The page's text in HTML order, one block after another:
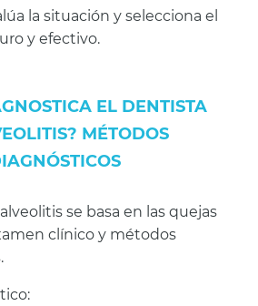
la situación y selecciona el
y efectivo.
EL DENTISTA
MÉTODOS
se basa en las quejas
clínico y métodos